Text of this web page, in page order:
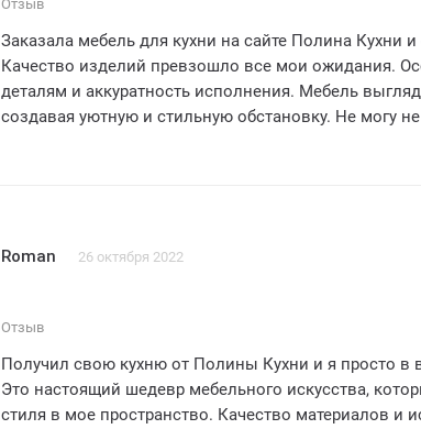
Отзыв
Заказала мебель для кухни на сайте Полина Кухни
Качество изделий превзошло все мои ожидания.
деталям и аккуратность исполнения. Мебель
создавая уютную и стильную обстановку. Не могу
Roman 26 октября 2022
Отзыв
Получил свою кухню от Полины Кухни и я просто в
Это настоящий шедевр мебельного искусства,
стиля в мое пространство. Качество материалов и